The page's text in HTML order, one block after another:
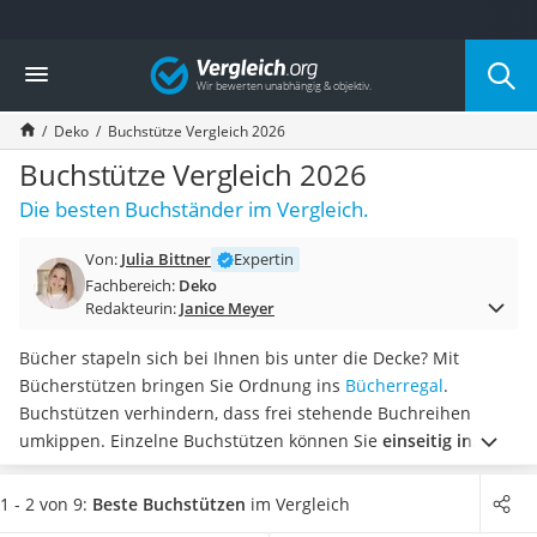
Die beliebtesten Vergleiche nach Kategorie
Wohnen
Matratzen-Topper
Matratzen
Konferenzlautsprecher
Tageslichtlampe
Badlüfter
Bürohocker
Außenleuchte mit Kamera
Akku-Tischlampe
Konferenzmikrofon
Klappmatratze
Duschkopf mit Kalkfilter
Aktenvernichter Sicherheitsstufe 4
Bettgitter
Vergleich
Deko Buchstütze Vergleich 2026
Buchstütze Vergleich 2026
Die besten Buchständer im Vergleich.
Von: Julia Bittner
Expertin
Fachbereich: Deko
Redakteurin: Janice Meyer
Bücher stapeln sich bei Ihnen bis unter die Decke? Mit
Bücherstützen bringen Sie Ordnung ins Bücherregal.
Buchstützen verhindern, dass frei stehende Buchreihen
umkippen. Einzelne Buchstützen können Sie einseitig in
Regalreihen einsetzen. Verschiedene Online-Tests zeigen,
dass sichBuchständer mit einer Höhe von über 15 cm
1 - 2 von 9: Beste Buchstützen im Vergleich